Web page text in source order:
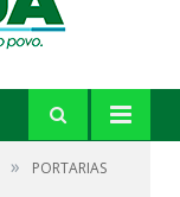
»
PORTARIAS